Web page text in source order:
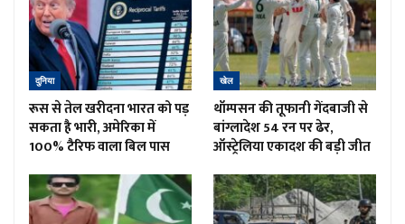
दुनिया
रूस से तेल खरीदना भारत को पड़
सकता है भारी, अमेरिका में
100% टैरिफ वाला बिल पास
खेल
थॉम्पसन की तूफानी गेंदबाजी से
बांग्लादेश 54 रन पर ढेर,
ऑस्ट्रेलिया एकादश की बड़ी जीत